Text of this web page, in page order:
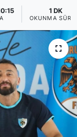
1 DK
OKUNMA